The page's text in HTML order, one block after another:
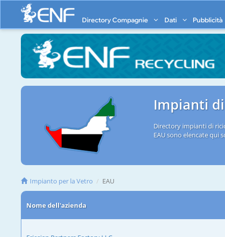
Directory Compagnie Dati Pubblicità
Impianti
Directory impianti di
EAU sono elencate qui
Impianto per la Vetro EAU
Nome dell'azienda